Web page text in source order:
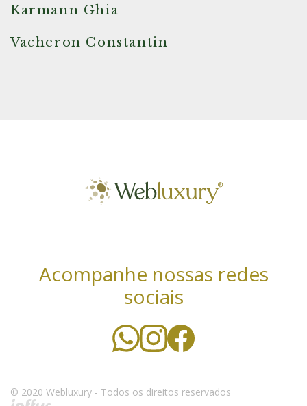
Utilizamos cookies essenciais e tecnologias
semelhantes de acordo com a nossa Política de
privacidade
Karmann Ghia
Vacheron Constantin
Acompanhe nossas redes
sociais
© 2020 Webluxury - Todos os direitos reservados